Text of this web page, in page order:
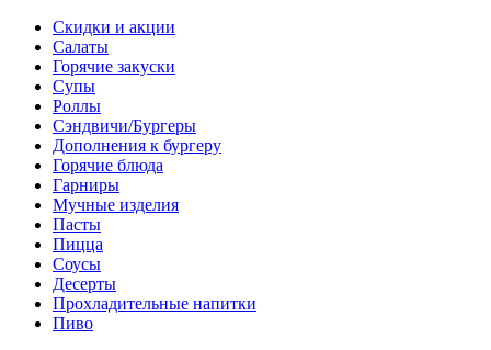
Скидки и акции
Салаты
Горячие закуски
Супы
Роллы
Сэндвичи/Бургеры
Дополнения к бургеру
Горячие блюда
Гарниры
Мучные изделия
Пасты
Пицца
Соусы
Десерты
Прохладительные напитки
Пиво